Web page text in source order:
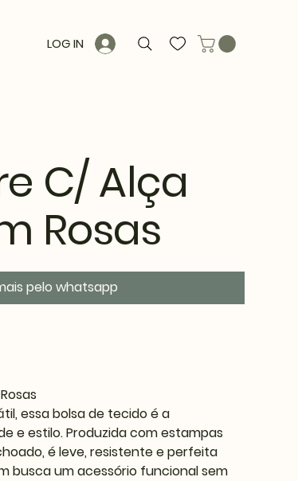
LOG IN
C/ Alça
Rosas
pelo whatsapp
essa bolsa de tecido é a
e estilo. Produzida com estampas
é leve, resistente e perfeita
busca um acessório funcional sem